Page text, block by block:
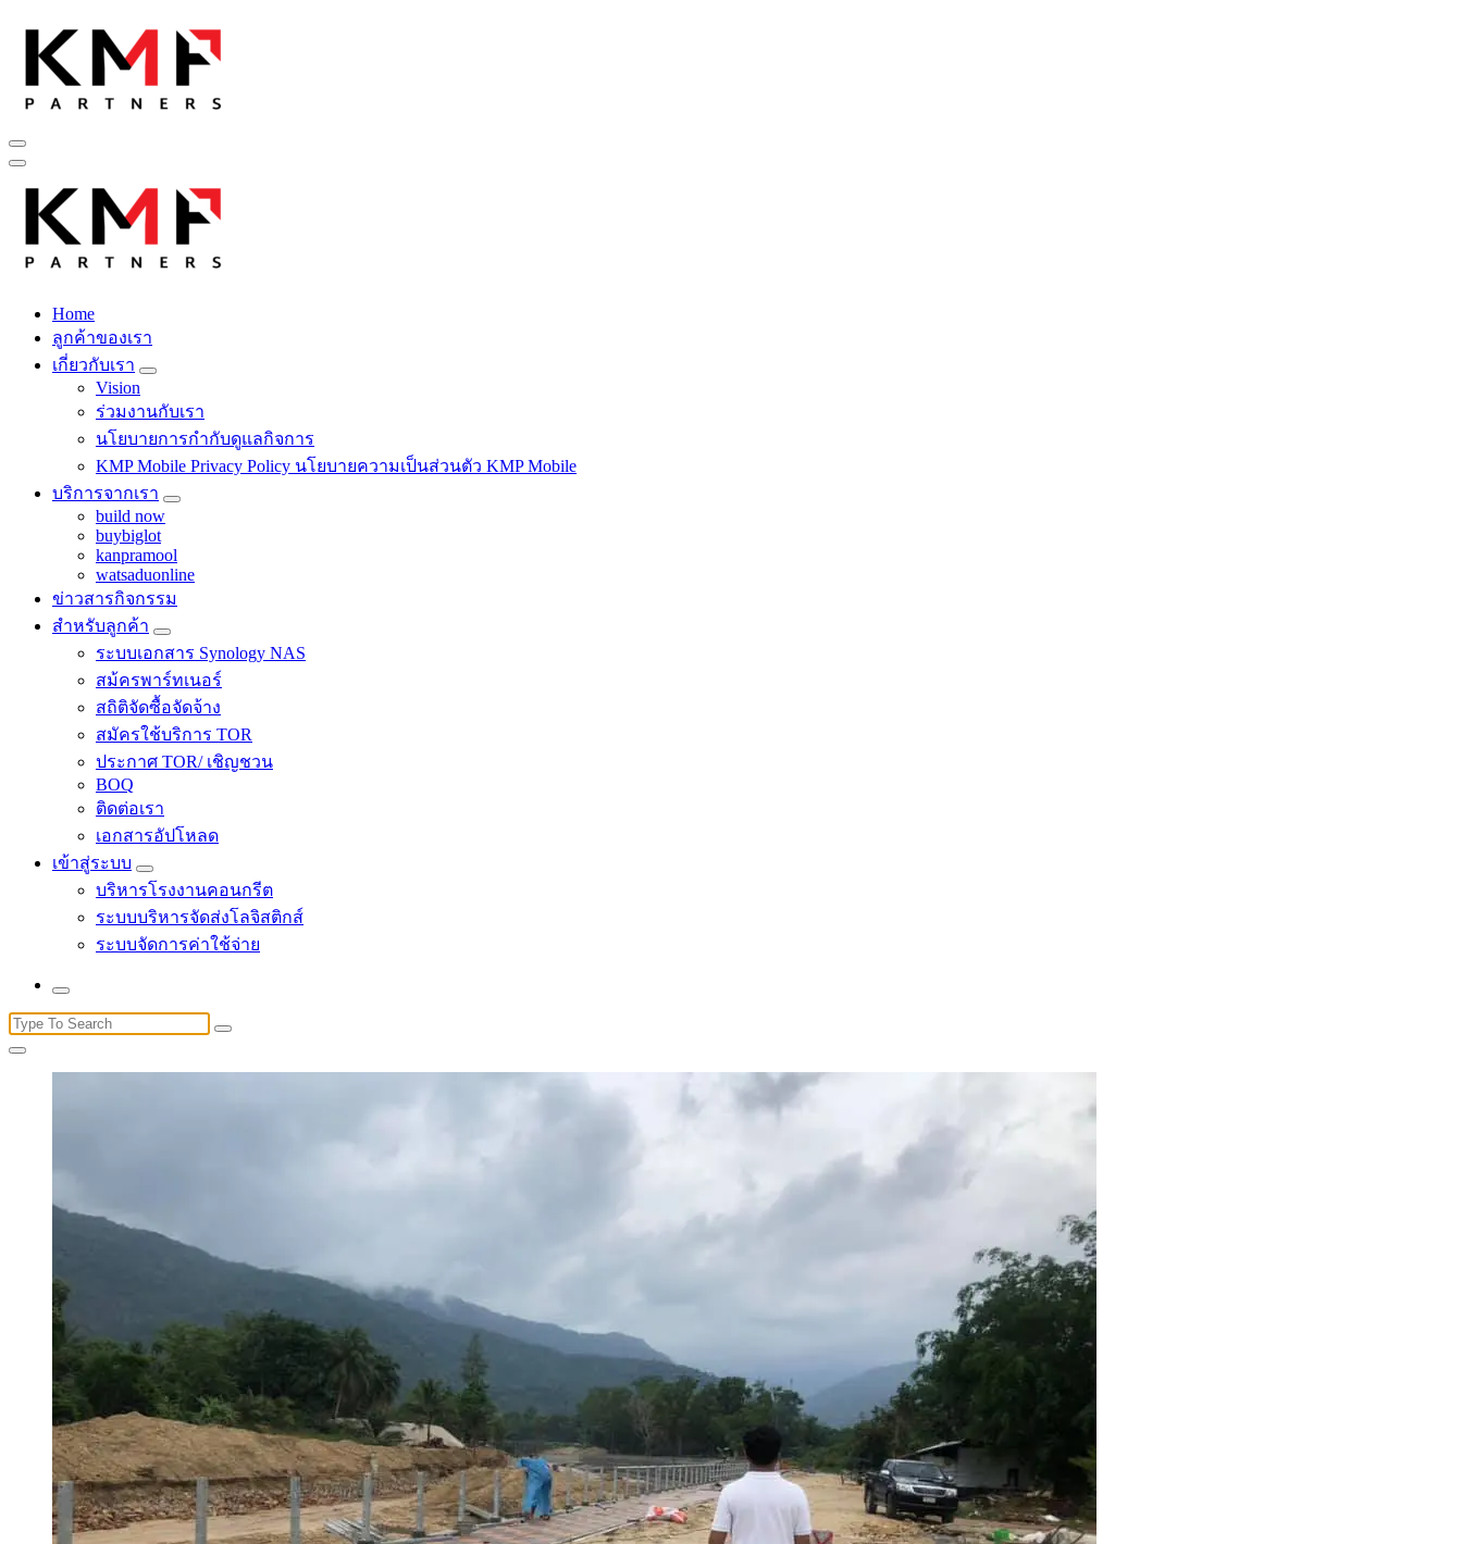
content
Fintech สำหรับวงการรับเหมาก่อสร้าง สู่อนาคตที่ดีกว่าไปพร้อมกับเรา เพราะโอกาสรอไม่ได้
Fintech สำหรับวงการรับเหมาก่อสร้าง สู่อนาคตที่ดีกว่าไปพร้อมกับเรา เพราะโอกาสรอไม่ได้
Home
ลูกค้าของเรา
เกี่ยวกับเรา
Vision
ร่วมงานกับเรา
นโยบายการกำกับดูแลกิจการ
KMP Mobile Privacy Policy นโยบายความเป็นส่วนตัว KMP Mobile
บริการจากเรา
build now
buybiglot
kanpramool
watsaduonline
ข่าวสารกิจกรรม
สำหรับลูกค้า
ระบบเอกสาร Synology NAS
สม้ครพาร์ทเนอร์
สถิติจัดซื้อจัดจ้าง
สมัครใช้บริการ TOR
ประกาศ TOR/ เชิญชวน
BOQ
ติดต่อเรา
เอกสารอัปโหลด
เข้าสู่ระบบ
บริหารโรงงานคอนกรีต
ระบบบริหารจัดส่งโลจิสติกส์
ระบบจัดการค่าใช้จ่าย
Search
for: